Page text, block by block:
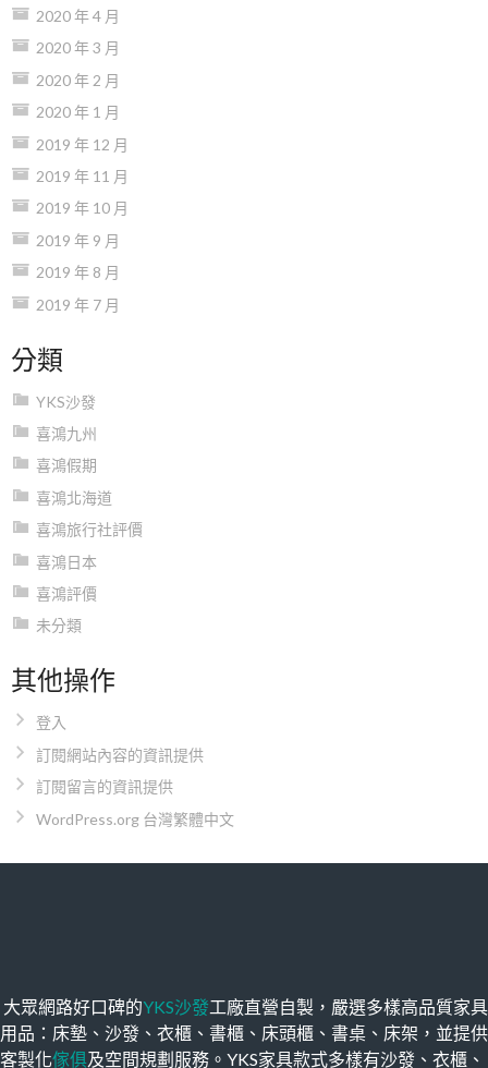
2020 年 4 月
2020 年 3 月
2020 年 2 月
2020 年 1 月
2019 年 12 月
2019 年 11 月
2019 年 10 月
2019 年 9 月
2019 年 8 月
2019 年 7 月
分類
YKS沙發
喜鴻九州
喜鴻假期
喜鴻北海道
喜鴻旅行社評價
喜鴻日本
喜鴻評價
未分類
其他操作
登入
訂閱網站內容的資訊提供
訂閱留言的資訊提供
WordPress.org 台灣繁體中文
大眾網路好口碑的YKS沙發工廠直營自製，嚴選多樣高品質家具
用品：床墊、沙發、衣櫃、書櫃、床頭櫃、書桌、床架，並提供
客製化傢俱及空間規劃服務。YKS家具款式多樣有沙發、衣櫃、